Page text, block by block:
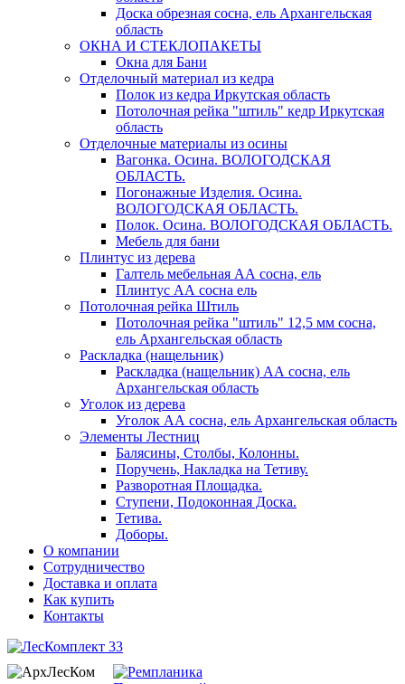
Доска обрезная сосна, ель Архангельская
область
ОКНА И СТЕКЛОПАКЕТЫ
Окна для Бани
Отделочный материал из кедра
Полок из кедра Иркутская область
Потолочная рейка "штиль" кедр Иркутская
область
Отделочные материалы из осины
Вагонка. Осина. ВОЛОГОДСКАЯ
ОБЛАСТЬ.
Погонажные Изделия. Осина.
ВОЛОГОДСКАЯ ОБЛАСТЬ.
Полок. Осина. ВОЛОГОДСКАЯ ОБЛАСТЬ.
Мебель для бани
Плинтус из дерева
Галтель мебельная АА сосна, ель
Плинтус АА сосна ель
Потолочная рейка Штиль
Потолочная рейка "штиль" 12,5 мм сосна,
ель Архангельская область
Раскладка (нащельник)
Раскладка (нащельник) АА сосна, ель
Архангельская область
Уголок из дерева
Уголок АА сосна, ель Архангельская область
Элементы Лестниц
Балясины, Столбы, Колонны.
Поручень, Накладка на Тетиву.
Разворотная Площадка.
Ступени, Подоконная Доска.
Тетива.
Доборы.
О компании
Сотрудничество
Доставка и оплата
Как купить
Контакты